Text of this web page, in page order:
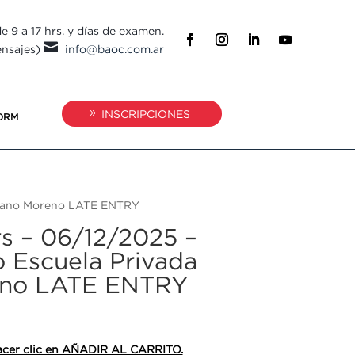
a 17 hrs. y días de examen.
 info@baoc.com.ar
INSCRIPCIONES
Moreno LATE ENTRY
– 06/12/2025 –
Escuela Privada
LATE ENTRY
clic en AÑADIR AL CARRITO.